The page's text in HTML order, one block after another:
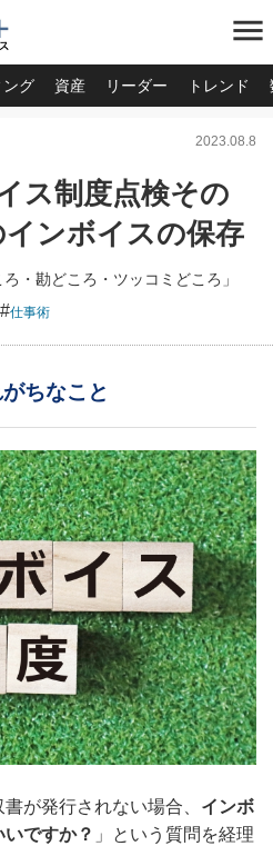
menu
ング 資産 リーダー トレンド
2023.08.8
ス制度点検その
ンボイスの保存
・勘どころ・ツッコミどころ」
#仕事術
ちなこと
が発行されない場合、 インボ
ですか？ 」という質問を経理